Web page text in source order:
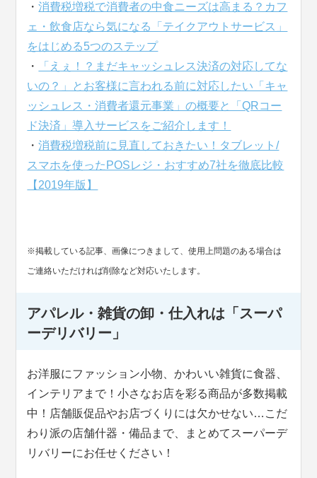
・消費税増税で消費者の中食ニーズは高まる？カフ
ェ・飲食店なら気になる「テイクアウトサービス」
をはじめる5つのステップ
・
「えぇ！？まだキャッシュレス決済の対応してな
いの？」とお客様に言われる前に対応したい「キャ
ッシュレス・消費者還元事業」の概要と「QRコー
ド決済」導入サービスをご紹介します！
・消費税増税前に見直しておきたい！タブレット/
スマホを使ったPOSレジ・おすすめ7社を徹底比較
【2019年版】
※掲載している記事、画像につきまして、使用上問題のある場合は
ご連絡いただければ削除など対応いたします。
アパレル・雑貨の卸・仕入れは「スーパ
ーデリバリー」
お洋服にファッション小物、かわいい雑貨に食器、
インテリアまで！小さなお店を彩る商品が多数掲載
中！店舗販促品やお店づくりには欠かせない…こだ
わり派の店舗什器・備品まで、まとめてスーパーデ
リバリーにお任せください！